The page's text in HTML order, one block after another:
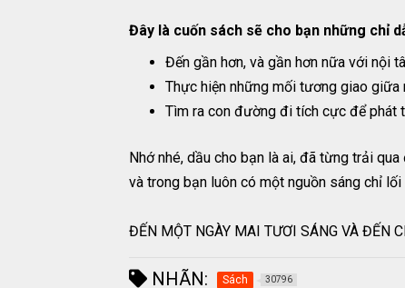
Đây là cuốn sách sẽ cho bạn những chỉ
Đến gần hơn, và gần hơn nữa với nội
Thực hiện những mối tương giao
Tìm ra con đường đi tích cực để phát
Nhớ nhé, dầu cho bạn là ai, đã từng trải
và trong bạn luôn có một nguồn sáng chỉ
ĐẾN MỘT NGÀY MAI TƯƠI SÁNG VÀ ĐẾN
NHÃN: Sách 30796